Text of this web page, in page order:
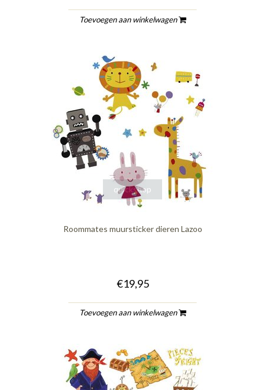
Toevoegen aan winkelwagen
quickshop
Roommates muursticker dieren Lazoo
€19,95
Toevoegen aan winkelwagen